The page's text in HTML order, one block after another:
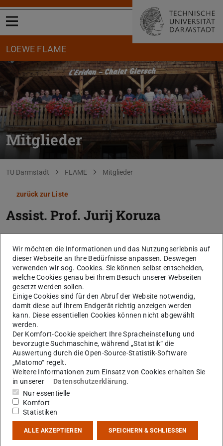
Menü öffnen
LOEWE FLAME
Mitglieder
Sie befinden sich hier:
TU Darmstadt FLAME Mitglieder
zurück zur Liste
Assist. Prof. Jurij Koruza
Wir möchten die Informationen und das Nutzungserlebnis auf
dieser Webseite an Ihre Bedürfnisse anpassen. Deswegen
verwenden wir sog. Cookies. Sie können selbst entscheiden,
welche Cookies genau bei Ihrem Besuch unserer Webseiten
gesetzt werden sollen.
Einige Cookies sind für den Abruf der Website notwendig,
damit diese auf Ihrem Endgerät richtig anzeigen werden
kann. Diese essentiellen Cookies können nicht abgewählt
werden.
Der Komfort-Cookie speichert Ihre Spracheinstellung und
bevorzugte Suchmaschine, während „Statistik“ die
Auswertung durch die Open-Source-Statistik-Software
„Matomo“ regelt.
Weitere Informationen zum Einsatz von Cookies erhalten Sie
in unserer
Datenschutzerklärung.
Nur essentielle
Komfort
Statistiken
ALLE AKZEPTIEREN SPEICHERN & SCHLIESSEN